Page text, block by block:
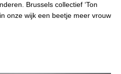
Brussels collectief ‘Ton
onze wijk een beetje meer vrouw